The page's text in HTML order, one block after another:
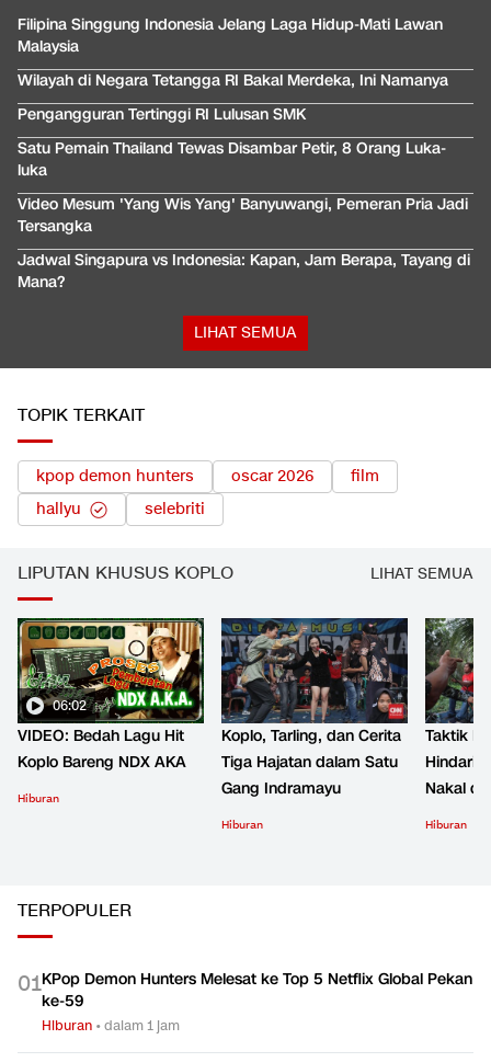
Filipina Singgung Indonesia Jelang Laga Hidup-Mati Lawan
Malaysia
Wilayah di Negara Tetangga RI Bakal Merdeka, Ini Namanya
Pengangguran Tertinggi RI Lulusan SMK
Satu Pemain Thailand Tewas Disambar Petir, 8 Orang Luka-
luka
Video Mesum 'Yang Wis Yang' Banyuwangi, Pemeran Pria Jadi
Tersangka
Jadwal Singapura vs Indonesia: Kapan, Jam Berapa, Tayang di
Mana?
LIHAT SEMUA
TOPIK TERKAIT
kpop demon hunters oscar 2026
film
hallyu
selebriti
LIPUTAN KHUSUS KOPLO LIHAT SEMUA
06:02
VIDEO: Bedah Lagu Hit
Koplo Bareng NDX AKA
Hiburan
Koplo, Tarling, dan Cerita
Tiga Hajatan dalam Satu
Gang Indramayu
Hiburan
Taktik
Hindari
Nakal
Hiburan
TERPOPULER
01KPop Demon Hunters Melesat ke Top 5 Netflix Global Pekan
ke-59
Hiburan •dalam 1 jam